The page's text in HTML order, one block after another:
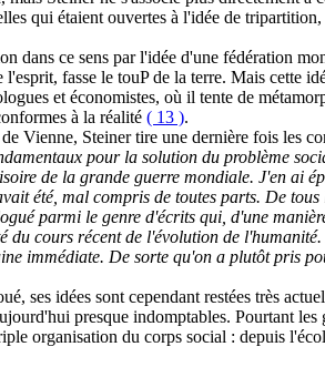
qui étaient ouvertes à l'idée de
dans ce sens par l'idée d'une fédération
fasse le touP de la terre. Mais cette
et économistes, où il tente de
à la réalité ( 13 ).
Vienne, Steiner tire une dernière fois les
pour la solution du problème
de la grande guerre mondiale. J'en ai
été, mal compris de toutes parts. De
parmi le genre d'écrits qui, d'une
du cours récent de l'évolution de
immédiate. De sorte qu'on a plutôt pris
ses idées sont cependant restées très
presque indomptables. Pourtant
organisation du corps social : depuis